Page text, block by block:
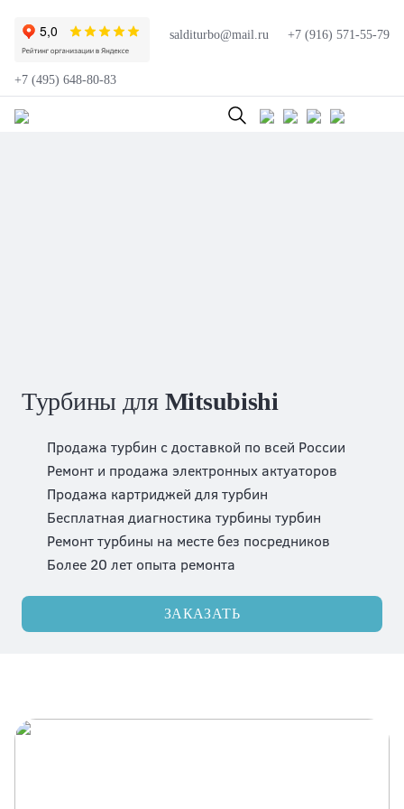
salditurbo@mail.ru +7 (916) 571-55-79
+7 (495) 648-80-83
Турбины для Mitsubishi
Продажа турбин с доставкой по всей России
Ремонт и продажа электронных актуаторов
Продажа картриджей для турбин
Бесплатная диагностика турбины турбин
Ремонт турбины на месте без посредников
Более 20 лет опыта ремонта
ЗАКАЗАТЬ